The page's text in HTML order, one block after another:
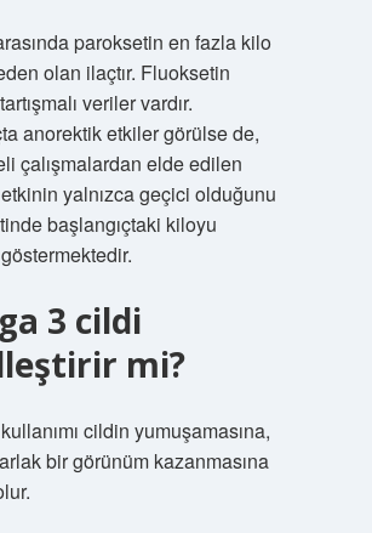
paroksetin en fazla kilo
olan ilaçtır. Fluoksetin
veriler vardır.
anorektik etkiler görülse de,
çalışmalardan elde edilen
yalnızca geçici olduğunu
başlangıçtaki kiloyu
göstermektedir.
3 cildi
mi?
cildin yumuşamasına,
bir görünüm kazanmasına